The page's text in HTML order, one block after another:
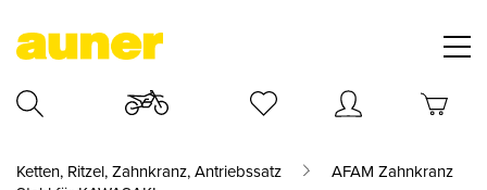
Ketten, Ritzel, Zahnkranz, Antriebssatz
AFAM Zahnkranz